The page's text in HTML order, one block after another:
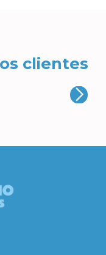
clientes